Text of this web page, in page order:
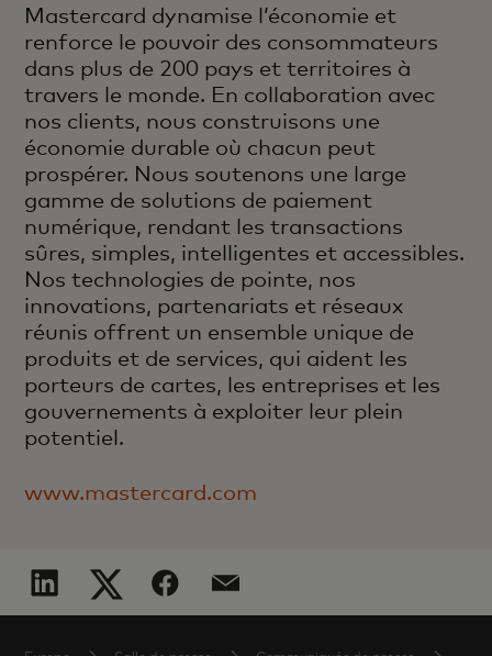
Mastercard dynamise l’économie et
renforce le pouvoir des consommateurs
dans plus de 200 pays et territoires à
travers le monde. En collaboration avec
nos clients, nous construisons une
économie durable où chacun peut
prospérer. Nous soutenons une large
gamme de solutions de paiement
numérique, rendant les transactions
sûres, simples, intelligentes et accessibles.
Nos technologies de pointe, nos
innovations, partenariats et réseaux
réunis offrent un ensemble unique de
produits et de services, qui aident les
porteurs de cartes, les entreprises et les
gouvernements à exploiter leur plein
potentiel.
www.mastercard.com